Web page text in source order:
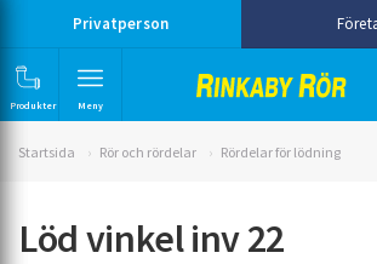
Privatperson
Produkter Meny
Startsida Rör och rördelar Rördelar för lödning
Löd vinkel inv 22